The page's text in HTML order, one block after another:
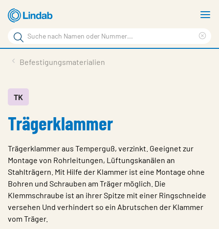
Zum
Hauptinhalt
springen
Suchbegriff
Seite
durchsuchen
Wissen & Service
Inspiration
Unternehmen
Nachhaltigkeit
Wähle Sprache
Befestigungsmaterialien
TK
Trägerklammer
Trägerklammer aus Temperguß, verzinkt. Geeignet zur
Montage von Rohrleitungen, Lüftungskanälen an
Stahlträgern. Mit Hilfe der Klammer ist eine Montage ohne
Bohren und Schrauben am Träger möglich. Die
Klemmschraube ist an ihrer Spitze mit einer Ringschneide
versehen Und verhindert so ein Abrutschen der Klammer
vom Träger.